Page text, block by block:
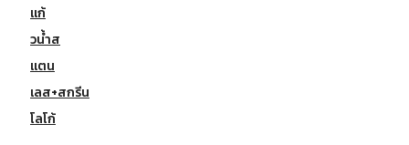
แก้
วน้ำส
แตน
เลส+สกรีน
โลโก้